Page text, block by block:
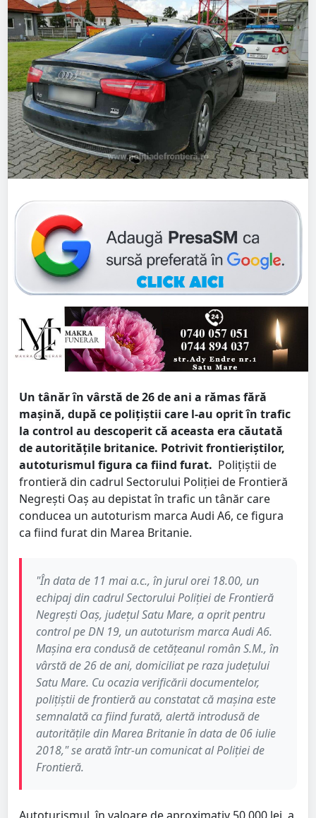
Un tânăr în vârstă de 26 de ani a rămas fără
mașină, după ce polițiștii care l-au oprit în trafic
la control au descoperit că aceasta era căutată
de autoritățile britanice. Potrivit frontieriștilor,
autoturismul figura ca fiind furat. Polițiștii de
frontieră din cadrul Sectorului Poliției de Frontieră
Negrești Oaș au depistat în trafic un tânăr care
conducea un autoturism marca Audi A6, ce figura
ca fiind furat din Marea Britanie.
"În data de 11 mai a.c., în jurul orei 18.00, un
echipaj din cadrul Sectorului Poliției de Frontieră
Negrești Oaș, județul Satu Mare, a oprit pentru
control pe DN 19, un autoturism marca Audi A6.
Mașina era condusă de cetățeanul român S.M., în
vârstă de 26 de ani, domiciliat pe raza județului
Satu Mare. Cu ocazia verificării documentelor,
polițiștii de frontieră au constatat că mașina este
semnalată ca fiind furată, alertă introdusă de
autorităţile din Marea Britanie în data de 06 iulie
2018," se arată într-un comunicat al Poliției de
Frontieră.